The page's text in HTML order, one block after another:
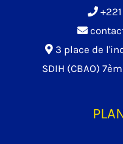
3 place de
SDIH (CBAO)